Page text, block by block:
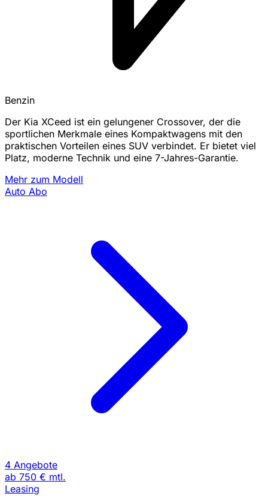
Benzin
Der Kia XCeed ist ein gelungener Crossover, der die
sportlichen Merkmale eines Kompaktwagens mit den
praktischen Vorteilen eines SUV verbindet. Er bietet viel
Platz, moderne Technik und eine 7-Jahres-Garantie.
Mehr zum Modell
Auto Abo
4 Angebote
ab 750 € mtl.
Leasing